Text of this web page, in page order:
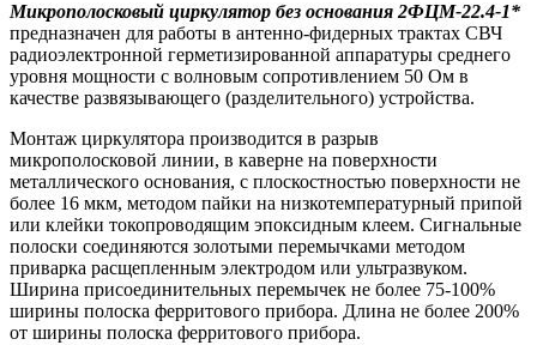
Микрополосковый циркулятор без основания 2ФЦМ-22.4-1*
предназначен для работы в антенно-фидерных трактах СВЧ
радиоэлектронной герметизированной аппаратуры среднего
уровня мощности с волновым сопротивлением 50 Ом в
качестве развязывающего (разделительного) устройства.
Монтаж циркулятора производится в разрыв
микрополосковой линии, в каверне на поверхности
металлического основания, с плоскостностью поверхности не
более 16 мкм, методом пайки на низкотемпературный припой
или клейки токопроводящим эпоксидным клеем. Сигнальные
полоски соединяются золотыми перемычками методом
приварка расщепленным электродом или ультразвуком.
Ширина присоединительных перемычек не более 75-100%
ширины полоска ферритового прибора. Длина не более 200%
от ширины полоска ферритового прибора.